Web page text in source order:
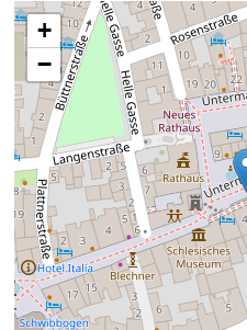
Die Karte wird geladen …
+
−